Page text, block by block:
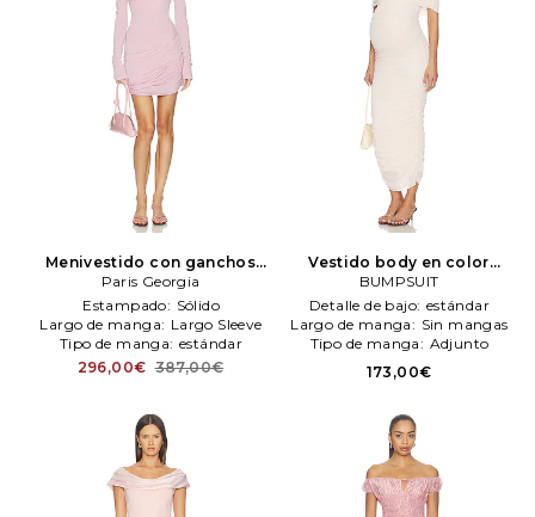
Menivestido con ganchos
maN/Ahou en color rosado
Paris Georgia
Paris Georgia
Estampado: Sólido
Largo de manga: Largo Sleeve
Tipo de manga: estándar
296,00€ 387,00€
Vestido body en color
rosado BUMPSUIT
BUMPSUIT
Detalle de bajo: estándar
Largo de manga: Sin mangas
Tipo de manga: Adjunto
173,00€